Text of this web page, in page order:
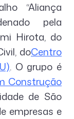
“Aliança
pela
Hirota, do
doCentro
. O grupo é
Construção
de São
empresas e